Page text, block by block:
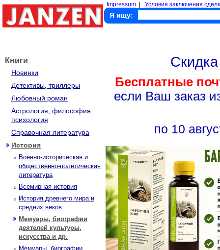
Impressum Условия заключения
Я ищу:
Книги
Новинки
Детективы, триллеры
Любовный роман
Астрология, философия,
психология
Справочная литература
История
Военно-историческая и
общественно-политическая
литература
Всемирная история
История древнего мира и
средних веков
Мемуары, биографии
деятелей культуры,
искусства и др.
Мемуары, биографии
Бесплатные
если Ваш заказ
по 10